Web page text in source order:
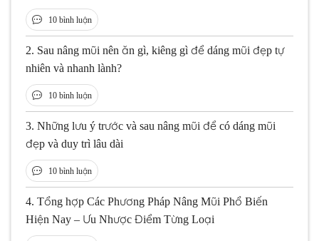
10 bình luận
2. Sau nâng mũi nên ăn gì, kiêng gì để dáng mũi đẹp tự
nhiên và nhanh lành?
10 bình luận
3. Những lưu ý trước và sau nâng mũi để có dáng mũi
đẹp và duy trì lâu dài
10 bình luận
4. Tổng hợp Các Phương Pháp Nâng Mũi Phổ Biến
Hiện Nay – Ưu Nhược Điểm Từng Loại